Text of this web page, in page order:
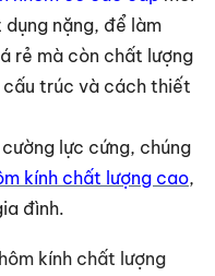
nặng, để làm
rẻ mà còn chất lượng
cấu trúc và cách thiết
lực cứng, chúng
kính chất lượng cao,
đình.
kính chất lượng